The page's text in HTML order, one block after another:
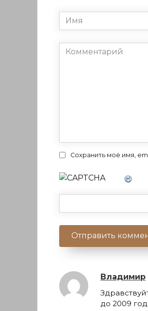
Имя
*
Комментарий
Сохранить моё имя,
Владимир
до 2009